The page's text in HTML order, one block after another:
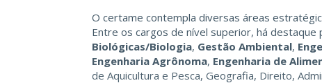
O certame contempla diversas áreas
Entre os cargos de nível superior, há destaque
Biológicas/Biologia, Gestão Ambiental,
Engenharia Agrônoma, Engenharia de
de Aquicultura e Pesca, Geografia, Direito,